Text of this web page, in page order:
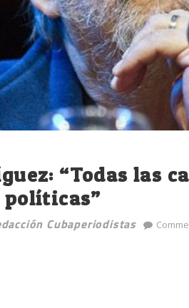
“Todas las
políticas”
Cubaperiodistas